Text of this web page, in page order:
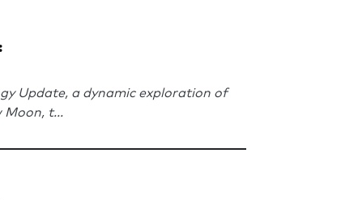
Update, a dynamic exploration of
Moon, t...